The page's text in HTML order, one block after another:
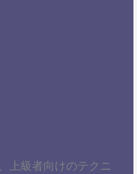
上級者向けのテクニ